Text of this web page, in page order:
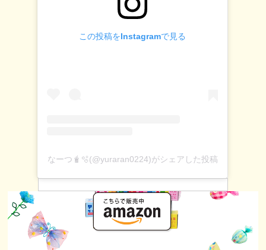
この投稿をInstagramで見る
なーつ🧋🫧(@yuraran0224)がシェアした投稿